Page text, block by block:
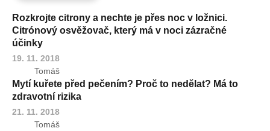
Rozkrojte citrony a nechte je přes noc v ložnici.
Citrónový osvěžovač, který má v noci zázračné
účinky
19. 11. 2018
Tomáš
Mytí kuřete před pečením? Proč to nedělat? Má to
zdravotní rizika
21. 11. 2018
Tomáš